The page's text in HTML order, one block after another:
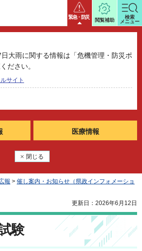
緊急・防災
大雨に関する情報は「危機管理・防災ポ
ださい。
サイト
医療情報
閉じる
閲覧補助
検索
メニュー
報 > 催し案内・お知らせ（県政インフォメーショ
更新日：2026年6月12日
験